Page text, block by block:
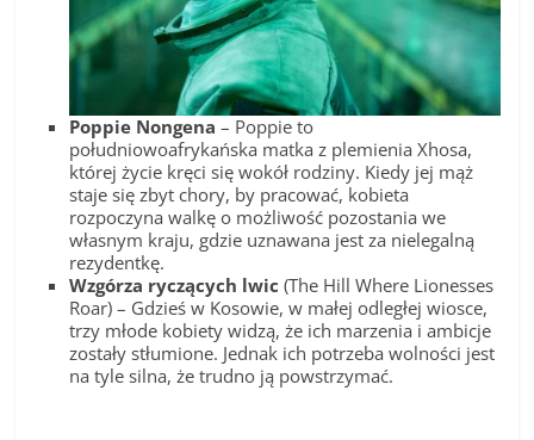
Poppie Nongena – Poppie to
południowoafrykańska matka z plemienia Xhosa,
której życie kręci się wokół rodziny. Kiedy jej mąż
staje się zbyt chory, by pracować, kobieta
rozpoczyna walkę o możliwość pozostania we
własnym kraju, gdzie uznawana jest za nielegalną
rezydentkę.
Wzgórza ryczących lwic (The Hill Where Lionesses
Roar) – Gdzieś w Kosowie, w małej odległej wiosce,
trzy młode kobiety widzą, że ich marzenia i ambicje
zostały stłumione. Jednak ich potrzeba wolności jest
na tyle silna, że trudno ją powstrzymać.